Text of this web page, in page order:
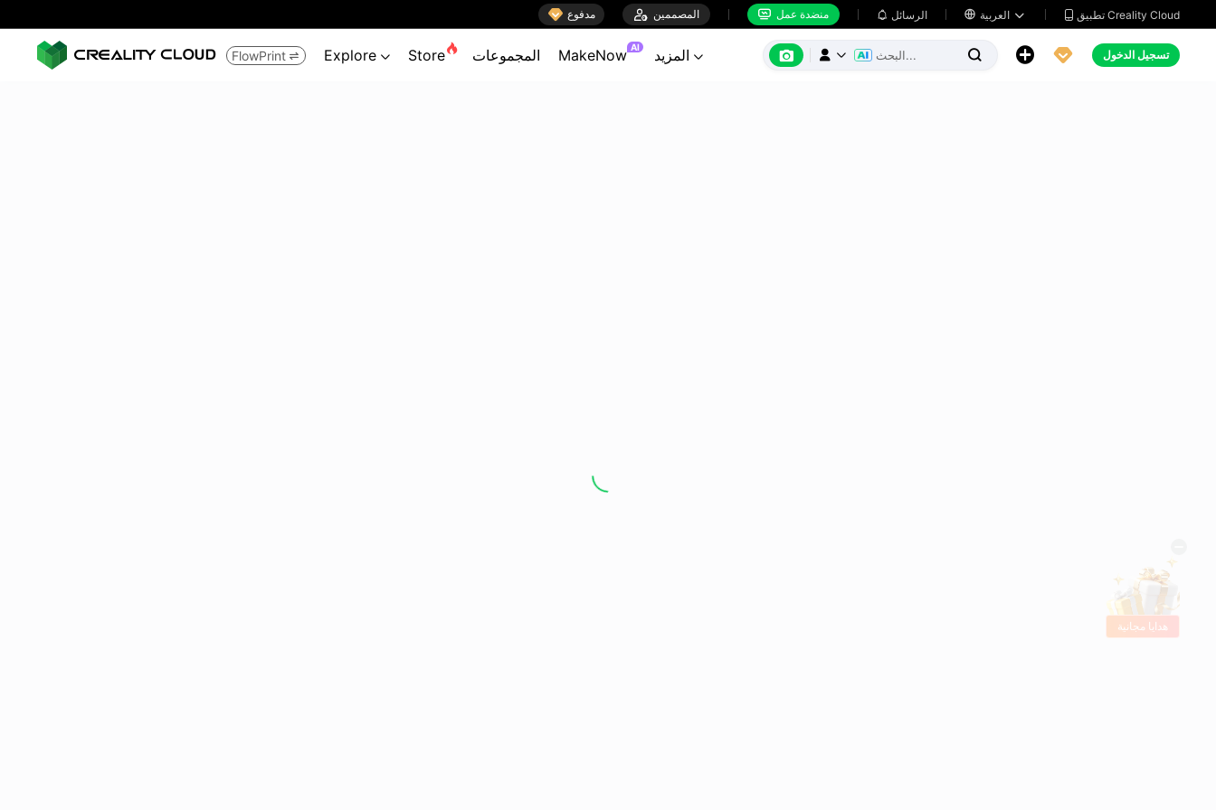
 مدفوع  المصممين  منضدة عمل  الرسائل    تطبيق Creality Cloud
FlowPrint  Explore  Store المجموعات MakeNow AI
       تسجيل الدخول
هدايا مجانية